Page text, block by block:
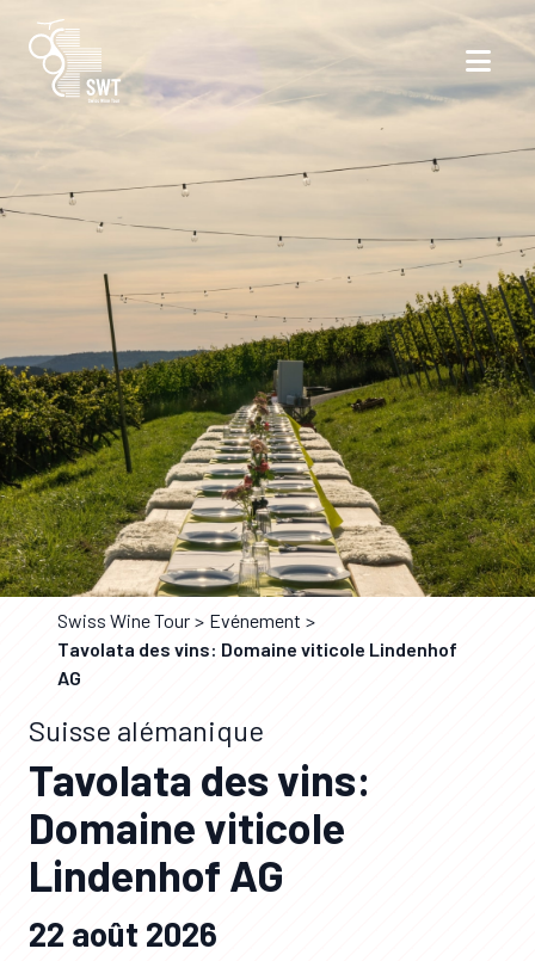
Swiss Wine Tour
Evénement
Tavolata des vins: Domaine viticole Lindenhof
AG
Suisse alémanique
Tavolata des vins:
Domaine viticole
Lindenhof AG
22 août 2026